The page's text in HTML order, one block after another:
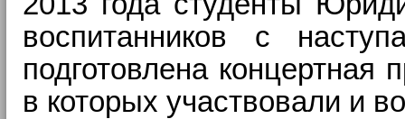
воспитанников с
подготовлена
в которых участвовали и